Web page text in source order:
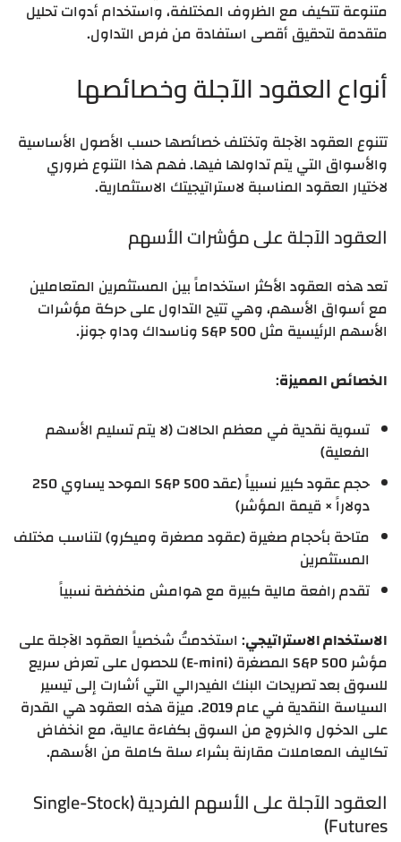
متنوعة تتكيف مع الظروف المختلفة، واستخدام أدوات تحليل
متقدمة لتحقيق أقصى استفادة من فرص التداول.
أنواع العقود الآجلة وخصائصها
تتنوع العقود الآجلة وتختلف خصائصها حسب الأصول الأساسية
والأسواق التي يتم تداولها فيها. فهم هذا التنوع ضروري
لاختيار العقود المناسبة لاستراتيجيتك الاستثمارية.
العقود الآجلة على مؤشرات الأسهم
تعد هذه العقود الأكثر استخداماً بين المستثمرين المتعاملين
مع أسواق الأسهم، وهي تتيح التداول على حركة مؤشرات
الأسهم الرئيسية مثل S&P 500 وناسداك وداو جونز.
الخصائص المميزة:
تسوية نقدية في معظم الحالات (لا يتم تسليم الأسهم
الفعلية)
حجم عقود كبير نسبياً (عقد S&P 500 الموحد يساوي 250
دولاراً × قيمة المؤشر)
متاحة بأحجام صغيرة (عقود مصغرة وميكرو) لتناسب مختلف
المستثمرين
تقدم رافعة مالية كبيرة مع هوامش منخفضة نسبياً
الاستخدام الاستراتيجي: استخدمتُ شخصياً العقود الآجلة على
مؤشر S&P 500 المصغرة (E-mini) للحصول على تعرض سريع
للسوق بعد تصريحات البنك الفيدرالي التي أشارت إلى تيسير
السياسة النقدية في عام 2019. ميزة هذه العقود هي القدرة
على الدخول والخروج من السوق بكفاءة عالية، مع انخفاض
تكاليف المعاملات مقارنة بشراء سلة كاملة من الأسهم.
العقود الآجلة على الأسهم الفردية (Single-Stock
Futures)